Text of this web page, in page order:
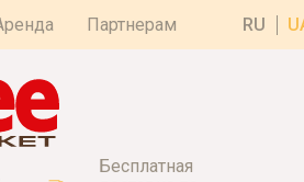
Партнерам RU
Бесплатная